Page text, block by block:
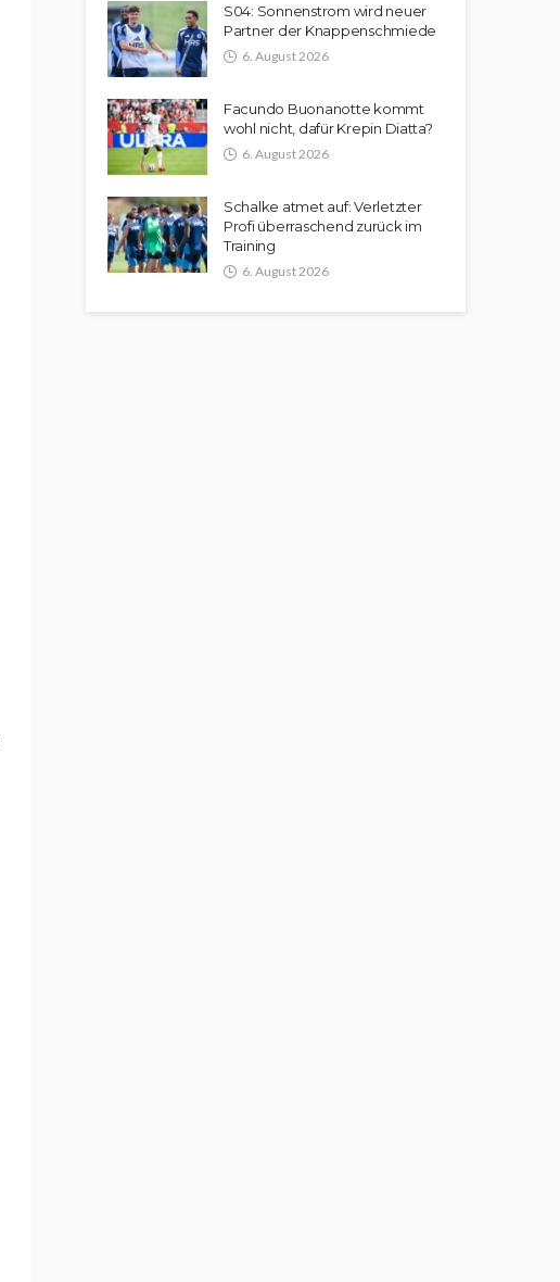
S04: Sonnenstrom wird neuer
Partner der Knappenschmiede
6. August 2026
Facundo Buonanotte kommt
wohl nicht, dafür Krepin Diatta?
6. August 2026
Schalke atmet auf: Verletzter
Profi überraschend zurück im
Training
6. August 2026